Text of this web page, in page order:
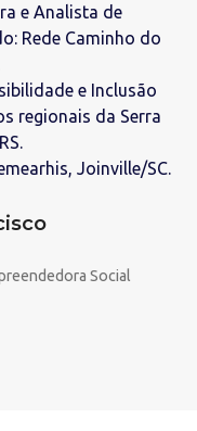
e Analista de
Rede Caminho do
e Inclusão
regionais da Serra
Joinville/SC.
Social